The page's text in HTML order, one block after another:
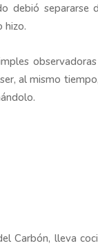
debió separarse
hizo.
al mismo
Carbón, lleva